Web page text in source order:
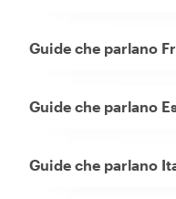
Guide che parlano
Guide che parlano
Guide che parlano